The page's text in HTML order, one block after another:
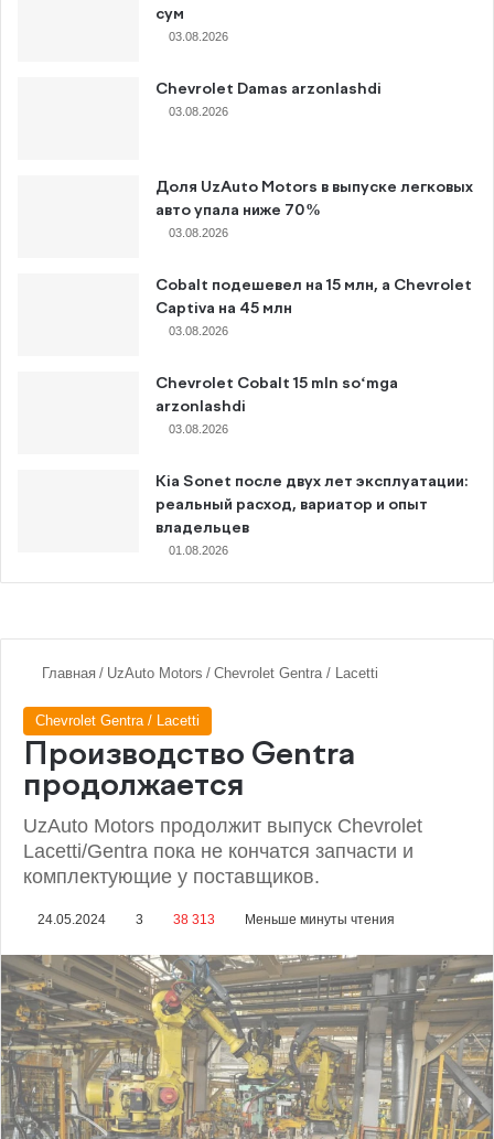
сум
03.08.2026
Chevrolet Damas arzonlashdi
03.08.2026
Доля UzAuto Motors в выпуске легковых
авто упала ниже 70%
03.08.2026
Cobalt подешевел на 15 млн, а Chevrolet
Captiva на 45 млн
03.08.2026
Chevrolet Cobalt 15 mln so‘mga
arzonlashdi
03.08.2026
Kia Sonet после двух лет эксплуатации:
реальный расход, вариатор и опыт
владельцев
01.08.2026